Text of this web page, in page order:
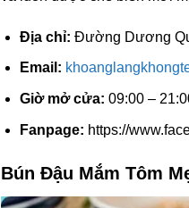
Địa chỉ: Đường Dương
Email:
Giờ mở cửa: 09:00 –
Fanpage: https://
Bún Đậu Mắm Tôm